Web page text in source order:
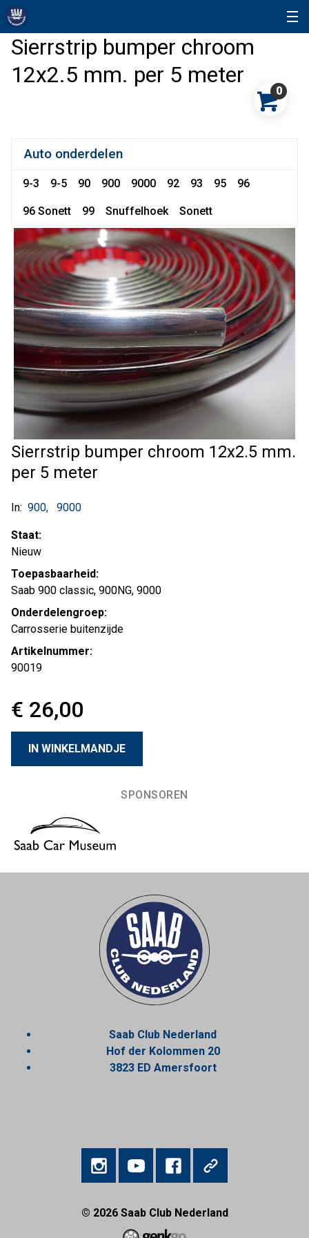
Sierrstrip bumper chroom
12x2.5 mm. per 5 meter
0
Auto onderdelen
9-3 9-5 90 900 9000 92 93 95 96
96 Sonett 99 Snuffelhoek Sonett
Sierrstrip bumper chroom 12x2.5 mm.
per 5 meter
In: 900 9000
Staat:
Nieuw
Toepasbaarheid:
Saab 900 classic, 900NG, 9000
Onderdelengroep:
Carrosserie buitenzijde
Artikelnummer:
90019
€ 26,00
SPONSOREN
Saab Club Nederland
Hof der Kolommen 20
3823 ED Amersfoort
© 2026Saab Club Nederland